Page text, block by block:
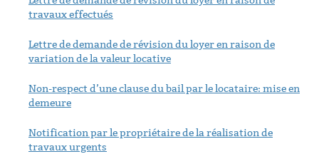
travaux effectués
Lettre de demande de révision du loyer en raison de
variation de la valeur locative
Non-respect d’une clause du bail par le locataire: mise en
demeure
Notification par le propriétaire de la réalisation de
travaux urgents